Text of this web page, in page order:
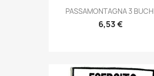
Anteprima
PASSAMONTAGNA 3
6,53 €